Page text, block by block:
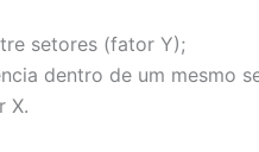
setores (fator Y);
dentro de um mesmo
X.